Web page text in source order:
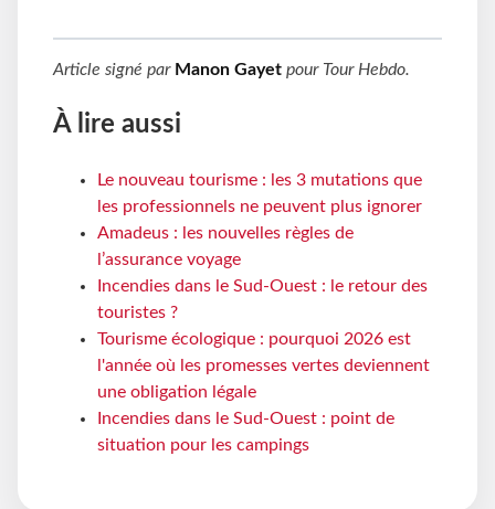
Article signé par Manon Gayet pour Tour Hebdo.
À lire aussi
Le nouveau tourisme : les 3 mutations que
les professionnels ne peuvent plus ignorer
Amadeus : les nouvelles règles de
l’assurance voyage
Incendies dans le Sud-Ouest : le retour des
touristes ?
Tourisme écologique : pourquoi 2026 est
l'année où les promesses vertes deviennent
une obligation légale
Incendies dans le Sud-Ouest : point de
situation pour les campings